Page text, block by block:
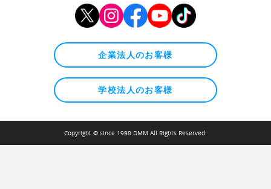
企業法人のお客様
学校法人のお客様
Copyright © since 1998 DMM All Rights Reserved.